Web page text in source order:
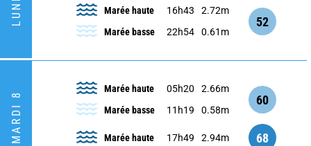
Marée haute 16h43
2.72m
Marée basse
22h54 0.61m
52
MARDI 8
Marée haute 05h20
2.66m
Marée basse
11h19 0.58m
60
Marée haute 17h49 2.94m 68